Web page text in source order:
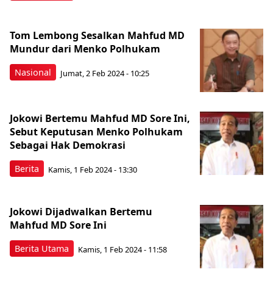
Nasional
Tom Lembong Sesalkan Mahfud MD
Mundur dari Menko Polhukam
Jumat, 2 Feb 2024 - 10:25
Berita
Jokowi Bertemu Mahfud MD Sore Ini,
Sebut Keputusan Menko Polhukam
Sebagai Hak Demokrasi
Kamis, 1 Feb 2024 - 13:30
Berita Utama
Jokowi Dijadwalkan Bertemu
Mahfud MD Sore Ini
Kamis, 1 Feb 2024 - 11:58